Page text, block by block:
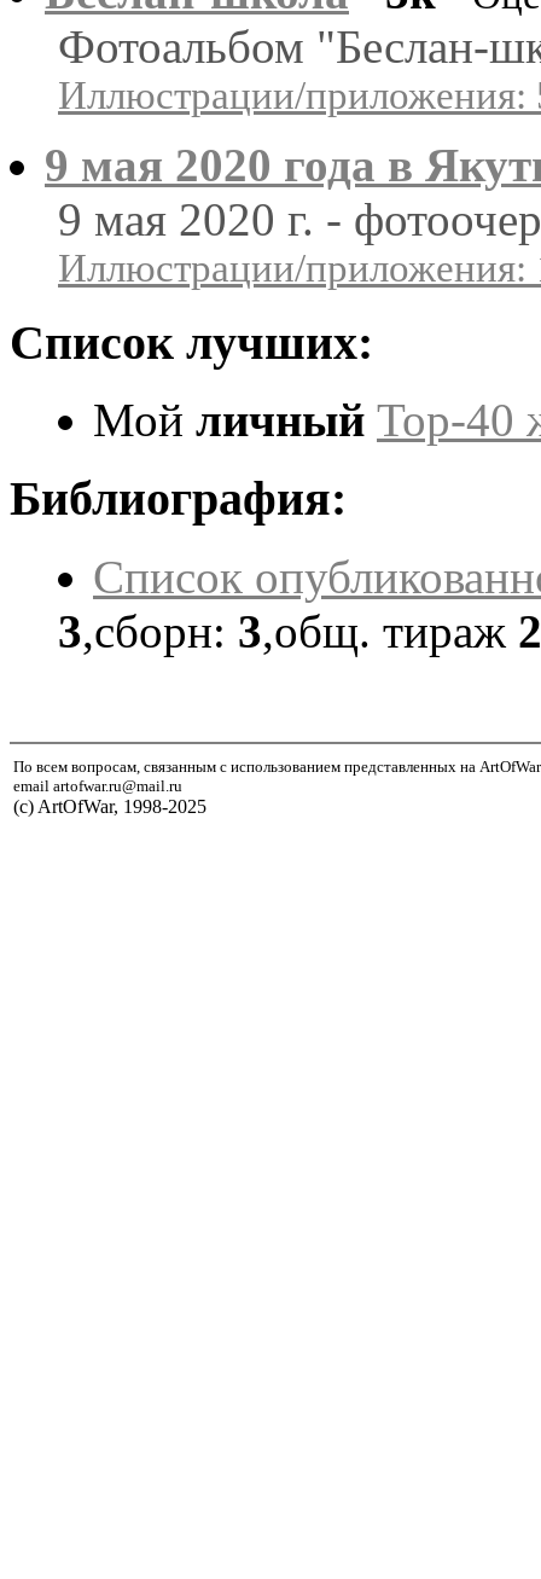
Фотоальбом "Беслан-
Иллюстрации/приложения:
9 мая 2020 года в
9 мая 2020 г. -
Иллюстрации/приложения:
Список лучших:
Мой личный Top-40
Библиография:
Список
3,сборн: 3,общ. тираж
По всем вопросам, связанным с использованием представленных на
email artofwar.ru@mail.ru
(с) ArtOfWar, 1998-2025